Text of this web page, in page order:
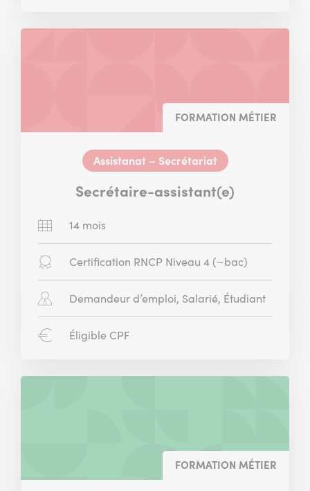
FORMATION MÉTIER
Assistanat – Secrétariat
Secrétaire-assistant(e)
Durée 14 mois
DiplômeCertification RNCP Niveau 4 (~bac)
Public Demandeur d’emploi, Salarié, Étudiant
CPF
Éligible CPF
FORMATION MÉTIER